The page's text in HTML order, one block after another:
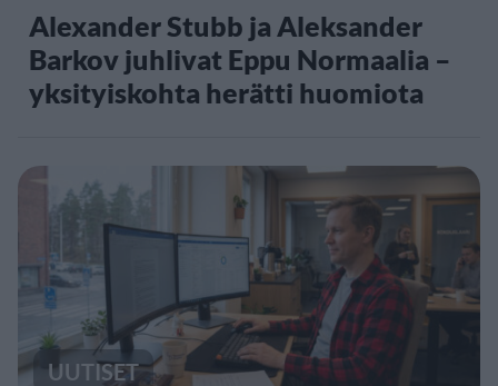
Alexander Stubb ja Aleksander
Barkov juhlivat Eppu Normaalia –
yksityiskohta herätti huomiota
UUTISET